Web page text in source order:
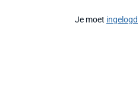
Je moet ingelogd